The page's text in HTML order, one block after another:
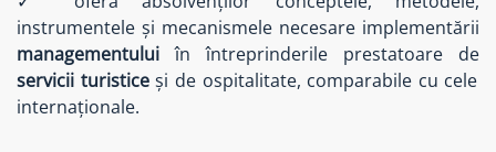
instrumentele și mecanismele necesare implementării
managementului în întreprinderile prestatoare de
servicii turisticeși de ospitalitate, comparabile cu cele
internaționale.